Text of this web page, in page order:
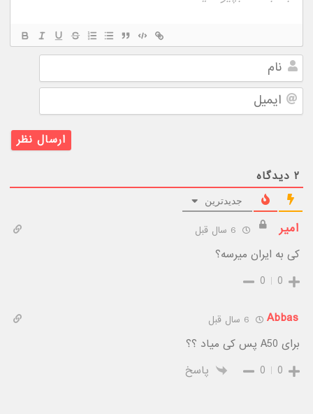
نام
ایمیل
۲ دیدگاه
جدیدترین
امیر
کی به ایران میرسه؟
0
0
Abbas
برای A50 پس کی میاد ؟؟
0
0 پاسخ